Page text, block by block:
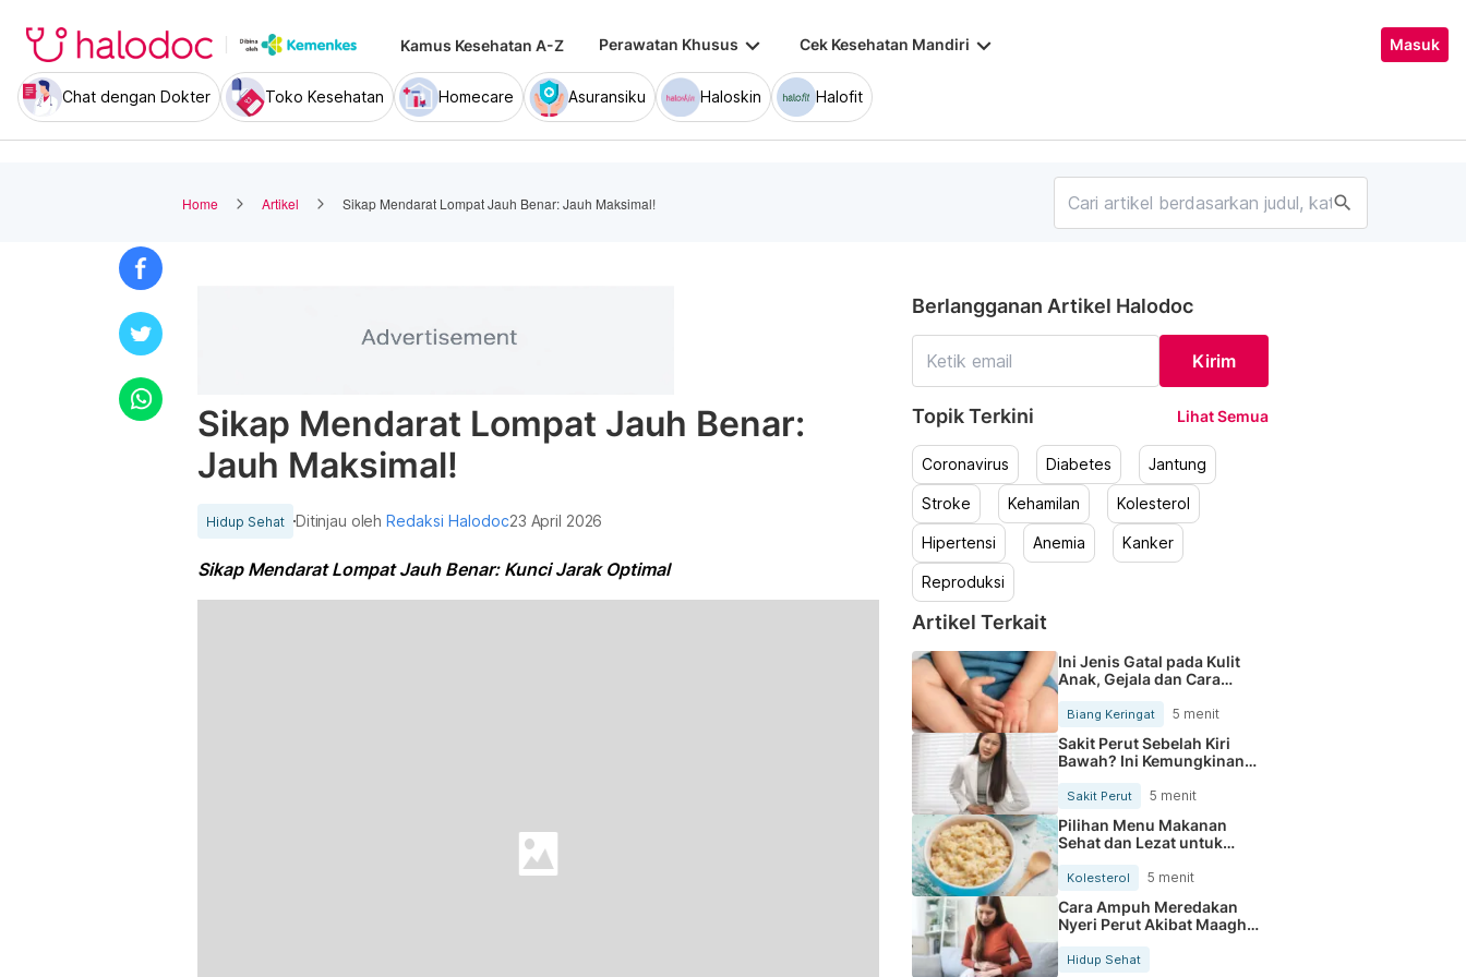
Kamus Kesehatan A-Z Perawatan Khusus keyboard_arrow_down Cek Kesehatan Mandiri keyboard_arrow_down Masuk
Chat dengan Dokter Toko Kesehatan Homecare Asuransiku Haloskin Halofit
Home Artikel Sikap Mendarat Lompat Jauh Benar: Jauh Maksimal! search
Sikap Mendarat Lompat Jauh Benar:
Jauh Maksimal!
Hidup Sehat Ditinjau olehRedaksi Halodoc23 April 2026
Sikap Mendarat Lompat Jauh Benar: Kunci Jarak Optimal
Berlangganan Artikel Halodoc
Kirim
Topik Terkini Lihat Semua
Coronavirus Diabetes Jantung
Stroke Kehamilan Kolesterol
Hipertensi Anemia Kanker
Reproduksi
Artikel Terkait
Ini Jenis Gatal pada Kulit
Anak, Gejala dan Cara
Mengobatinya
Biang Keringat 5 menit
Sakit Perut Sebelah Kiri
Bawah? Ini Kemungkinan
Sakit Perut 5 menit
Pilihan Menu Makanan
Sehat dan Lezat untuk
Mengurangi Kolesterol
Kolesterol 5 menit
Cara Ampuh Meredakan
Nyeri Perut Akibat Maagh
Kambuh
Hidup Sehat